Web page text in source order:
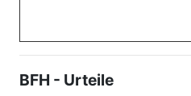
BFH - Urteile